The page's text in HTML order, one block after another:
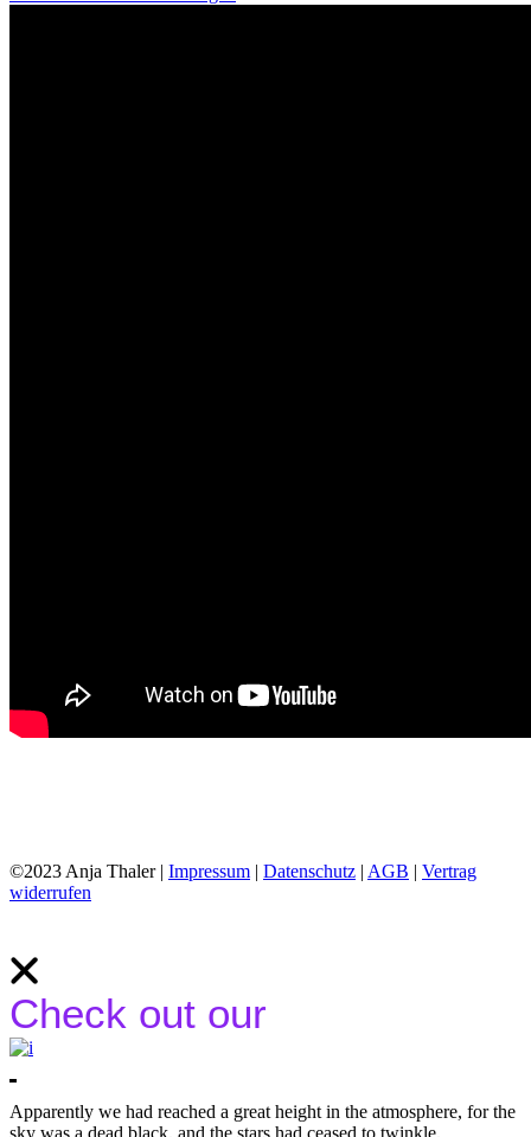
©2023 Anja Thaler | Impressum | Datenschutz | AGB | Vertrag
widerrufen
Check out our
Apparently we had reached a great height in the atmosphere, for the
sky was a dead black, and the stars had ceased to twinkle.